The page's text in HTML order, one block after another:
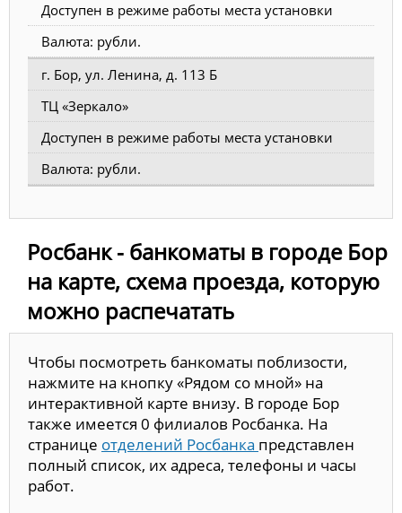
Доступен в режиме работы места установки
Валюта: рубли.
г. Бор, ул. Ленина, д. 113 Б
ТЦ «Зеркало»
Доступен в режиме работы места установки
Валюта: рубли.
Росбанк - банкоматы в городе Бор
на карте, схема проезда, которую
можно распечатать
Чтобы посмотреть банкоматы поблизости,
нажмите на кнопку «Рядом со мной» на
интерактивной карте внизу. В городе Бор
также имеется 0 филиалов Росбанка. На
странице отделений Росбанка представлен
полный список, их адреса, телефоны и часы
работ.